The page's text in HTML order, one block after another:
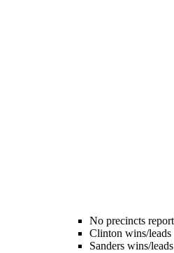
No precincts
Clinton wins/leads
Sanders wins/leads